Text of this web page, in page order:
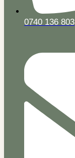
0740 136 803